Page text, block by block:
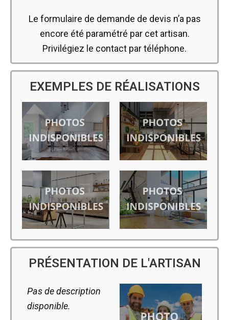
Le formulaire de demande de devis n’a pas
encore été paramétré par cet artisan.
Privilégiez le contact par téléphone.
EXEMPLES DE RÉALISATIONS
PRÉSENTATION DE L'ARTISAN
Pas de description
disponible.